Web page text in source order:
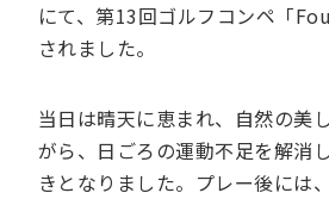
にて、第13回ゴルフコンペ「
されました。
当日は晴天に恵まれ、自然の美
がら、日ごろの運動不足を解消
きとなりました。プレー後には